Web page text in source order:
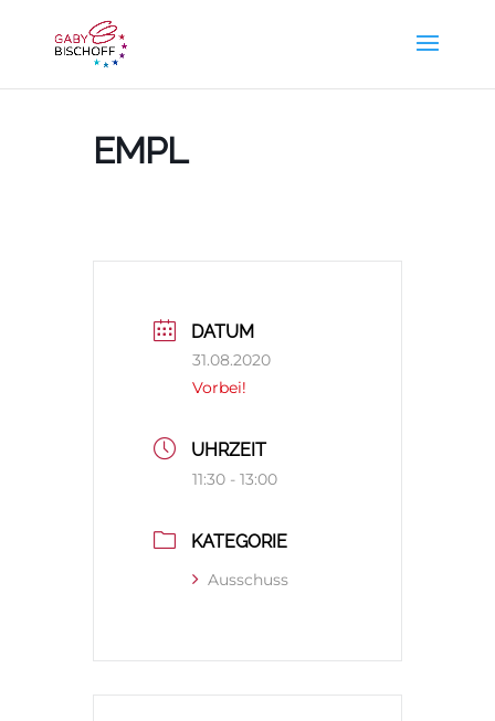
EMPL
DATUM
31.08.2020
Vorbei!
UHRZEIT
11:30 - 13:00
KATEGORIE
Ausschuss